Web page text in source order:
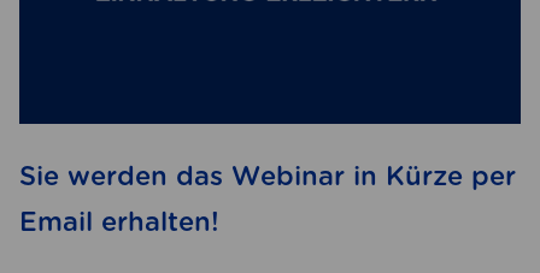
Sie werden das Webinar in Kürze per
Email erhalten!